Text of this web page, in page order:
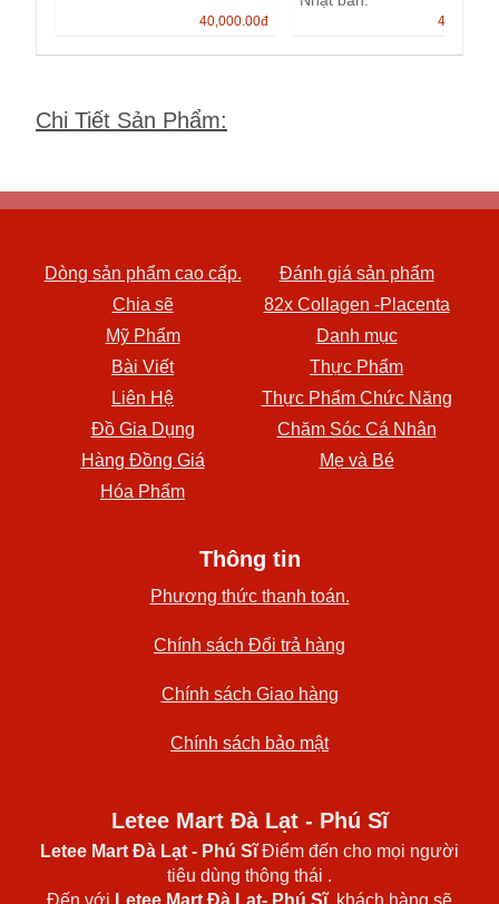
40,000.00đ 45,000.00
Chi Tiết Sản Phẩm:
Dòng sản phẩm cao cấp.
Đánh giá sản phẩm
Chia sẽ
82x Collagen -Placenta
Mỹ Phẩm
Danh mục
Bài Viết
Thực Phẩm
Liên Hệ
Thực Phẩm Chức Năng
Đồ Gia Dụng
Chăm Sóc Cá Nhân
Hàng Đồng Giá
Mẹ và Bé
Hóa Phẩm
Thông tin
Phương thức thanh toán.
Chính sách Đổi trả hàng
Chính sách Giao hàng
Chính sách bảo mật
Letee Mart Đà Lạt - Phú Sĩ
Letee Mart Đà Lạt - Phú SĩĐiểm đến cho mọi người
tiêu dùng thông thái .